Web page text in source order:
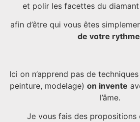
et polir les facettes du
afin d’être qui vous êtes
de votre
Ici on n’apprend pas de
peinture, modelage) on invente
l’âme.
Je vous fais des propositions